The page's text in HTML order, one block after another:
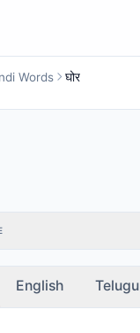
Words घोर
English Telugu